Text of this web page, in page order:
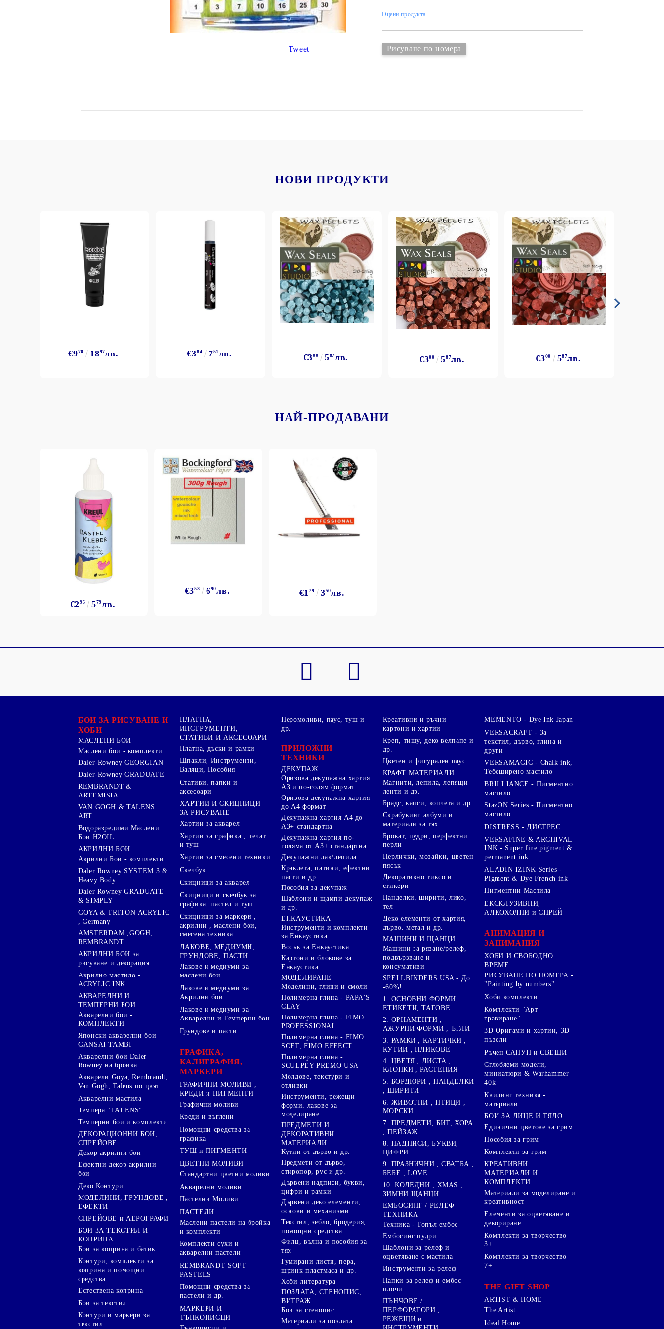
Моят профил
BGN
Гумирани листи, пера, шринк пластмаса и др.
StazON Series - Пигментно мастило
DISTRESS - ДИСТРЕС
VERSAFINE & ARCHIVAL INK -
Super fine pigment & permanent ink
ALADIN IZINK Series - Pigment & Dye
Креативни и ръчни картони и хартии
Tweet
Оцени продукта
Рисуване по номера
НОВИ ПРОДУКТИ
€970 1897лв. €384 751лв. €300 587лв. €300 587лв. €300 587лв.
НАЙ-ПРОДАВАНИ
€296 579лв.
€353 690лв. €179 350лв.
БОИ ЗА РИСУВАНЕ И
ХОБИ
МАСЛЕНИ БОИ
Маслени бои - комплекти
Daler-Rowney GEORGIAN
Daler-Rowney GRADUATE
REMBRANDT &
ARTEMISIA
VAN GOGH & TALENS
ART
Водоразредими Маслени
Бои H2OIL
АКРИЛНИ БОИ
Акрилни Бои - комплекти
Daler Rowney SYSTEM 3 &
Heavy Body
Daler Rowney GRADUATE
& SIMPLY
GOYA & TRITON АCRYLIC
, Germany
AMSTERDAM ,GOGH,
REMBRANDT
АКРИЛНИ БОИ за
рисуване и декорация
Акрилно мастило -
ACRYLIC INK
АКВАРЕЛНИ И
ТЕМПЕРНИ БОИ
Акварелни бои -
КОМПЛЕКТИ
Японски акварелни бои
GANSAI TAMBI
Акварелни бои Daler
Rowney на бройка
Акварели Goya, Rembrandt,
Van Gogh, Talens по цвят
Акварелни мастила
Темпера "TALENS"
Темперни бои и комплекти
ДЕКОРАЦИОННИ БОИ,
СПРЕЙОВЕ
Декор акрилни бои
Ефектни декор акрилни
бои
Деко Контури
МОДЕЛИНИ, ГРУНДОВЕ ,
ЕФЕКТИ
СПРЕЙОВЕ и АЕРОГРАФИ
БОИ ЗА ТЕКСТИЛ И
КОПРИНА
Бои за коприна и батик
Контури, комплекти за
коприна и помощни
средства
Естествена коприна
Бои за текстил
Контури и маркери за
текстил
ПЛАТНА,
ИНСТРУМЕНТИ,
СТАТИВИ И АКСЕСОАРИ
Платна, дъски и рамки
Шпакли, Инструменти,
Валяци, Пособия
Стативи, папки и
аксесоари
ХАРТИИ И СКИЦНИЦИ
ЗА РИСУВАНЕ
Хартии за акварел
Хартии за графика , печат
и туш
Хартии за смесени техники
Скечбук
Скицници за акварел
Скицници и скечбук за
графика, пастел и туш
Скицници за маркери ,
акрилни , маслени бои,
смесена техника
ЛАКОВЕ, МЕДИУМИ,
ГРУНДОВЕ, ПАСТИ
Лакове и медиуми за
маслени бои
Лакове и медиуми за
Акрилни бои
Лакове и медиуми за
Акварелни и Темперни бои
Грундове и пасти
ГРАФИКА,
КАЛИГРАФИЯ,
МАРКЕРИ
ГРАФИЧНИ МОЛИВИ ,
КРЕДИ и ПИГМЕНТИ
Графични моливи
Креди и въглени
Помощни средства за
графика
ТУШ и ПИГМЕНТИ
ЦВЕТНИ МОЛИВИ
Стандартни цветни моливи
Акварелни моливи
Пастелни Моливи
ПАСТЕЛИ
Маслени пастели на бройка
и комплекти
Комплекти сухи и
акварелни пастели
REMBRANDT SOFT
PASTELS
Помощни средства за
пастели и др.
МАРКЕРИ И
ТЪНКОПИСЦИ
Перомоливи, паус, туш и
др.
ПРИЛОЖНИ
ТЕХНИКИ
ДЕКУПАЖ
Оризова декупажна хартия
А3 и по-голям формат
Оризова декупажна хартия
до А4 формат
Декупажна хартия А4 до
А3+ стандартна
Декупажна хартия по-
голяма от А3+ стандартна
Декупажни лак/лепила
Краклета, патини, ефектни
пасти и др.
Пособия за декупаж
Шаблони и щампи декупаж
и др.
ЕНКАУСТИКА
Инструменти и комплекти
за Енкаустика
Восък за Енкаустика
Картони и блокове за
Енкаустика
МОДЕЛИРАНЕ
Моделини, глини и смоли
Полимерна глина - PAPA'S
CLAY
Полимерна глина - FIMO
PROFESSIONAL
Полимерна глина - FIMO
SOFT, FIMO EFFECT
Полимерна глина -
SCULPEY PREMO USA
Молдове, текстури и
отливки
Инструменти, режещи
форми, лакове за
моделиране
ПРЕДМЕТИ И
ДЕКОРАТИВНИ
МАТЕРИАЛИ
Кутии от дърво и др.
Предмети от дърво,
стиропор, pvc и др.
Дървени надписи, букви,
цифри и рамки
Дървени деко елементи,
основи и механизми
Текстил, зебло, бродерия,
помощни средства
Филц, вълна и пособия за
тях
Гумирани листи, пера,
шринк пластмаса и др.
Хоби литература
ПОЗЛАТА, СТЕНОПИС,
ВИТРАЖ
Бои за стенопис
Материали за позлата
Креативни и ръчни
картони и хартии
Креп, тишу, деко велпапе и
др.
Цветен и фигурален паус
КРАФТ МАТЕРИАЛИ
Магнити, лепила, лепящи
ленти и др.
Брадс, капси, копчета и др.
Скрабукинг албуми и
материали за тях
Брокат, пудри, перфектни
перли
Перлички, мозайки, цветен
пясък
Декоративно тиксо и
стикери
Панделки, ширити, лико,
тел
Деко елементи от хартия,
дърво, метал и др.
МАШИНИ И ЩАНЦИ
Машини за рязане/релеф,
подвързване и
консумативи
SPELLBINDERS USA - До
-60%!
1. ОСНОВНИ ФОРМИ,
ЕТИКЕТИ, ТАГОВЕ
2. ОРНАМЕНТИ ,
АЖУРНИ ФОРМИ , ЪГЛИ
3. РАМКИ , КАРТИЧКИ ,
КУТИИ , ПЛИКОВЕ
4. ЦВЕТЯ , ЛИСТА ,
КЛОНКИ , РАСТЕНИЯ
5. БОРДЮРИ , ПАНДЕЛКИ
, ШИРИТИ
6. ЖИВОТНИ , ПТИЦИ ,
МОРСКИ
7. ПРЕДМЕТИ, БИТ, ХОРА
, ПЕЙЗАЖ
8. НАДПИСИ, БУКВИ,
ЦИФРИ
9. ПРАЗНИЧНИ , СВАТБА ,
БЕБЕ , LOVE
10. КОЛЕДНИ , XMAS ,
ЗИМНИ ЩАНЦИ
ЕМБОСИНГ / РЕЛЕФ
ТЕХНИКА
Техника - Топъл ембос
Ембосинг пудри
Шаблони за релеф и
оцветяване с мастила
Инструменти за релеф
Папки за релеф и ембос
плочи
ПЪНЧОВЕ /
ПЕРФОРАТОРИ ,
РЕЖЕЩИ и
MEMENTO - Dye Ink Japan
VERSACRAFT - За
текстил, дърво, глина и
други
VERSAMAGIC - Chalk ink,
Тебеширено мастило
BRILLIANCE - Пигментно
мастило
StazON Series - Пигментно
мастило
DISTRESS - ДИСТРЕС
VERSAFINE & ARCHIVAL
INK - Super fine pigment &
permanent ink
ALADIN IZINK Series -
Pigment & Dye French ink
Пигментни Мастила
ЕКСКЛУЗИВНИ,
АЛКОХОЛНИ и СПРЕЙ
АНИМАЦИЯ И
ЗАНИМАНИЯ
ХОБИ И СВОБОДНО
ВРЕМЕ
РИСУВАНЕ ПО НОМЕРА -
"Painting by numbers"
Хоби комплекти
Комплекти "Арт
гравиране"
3D Оригами и хартии, 3D
пъзели
Ръчен САПУН и СВЕЩИ
Сглобяеми модели,
миниатюри & Warhammer
40k
Квилинг техника -
материали
БОИ ЗА ЛИЦЕ И ТЯЛО
Единични цветове за грим
Пособия за грим
Комплекти за грим
КРЕАТИВНИ
МАТЕРИАЛИ И
КОМПЛЕКТИ
Mатериали за моделиране и
креативност
Елементи за оцветяване и
декориране
Комплекти за творчество
3+
Комплекти за творчество
7+
THE GIFT SHOP
ARTIST & HOME
The Artist
Ideal Home